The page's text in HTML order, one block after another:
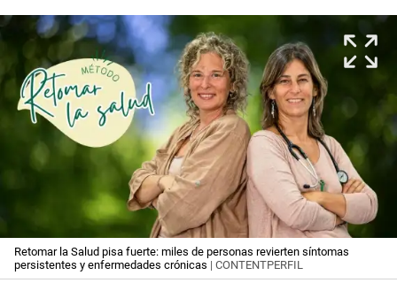
Retomar la Salud pisa fuerte: miles de personas revierten síntomas
persistentes y enfermedades crónicas | CONTENTPERFIL